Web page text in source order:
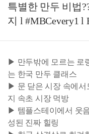
특별한 만두 비법
지 l #MBCevery1 l
▶ 만두밖에 모르는 로
는 한국 만두 클래스
▶ 문 닫은 시장 속에서
지 속초 시장 먹방
▶ 템플스테이에서 웃
성된 진짜 힐링